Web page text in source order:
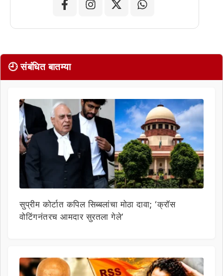
🕘 संबंधित बातम्या
सुप्रीम कोर्टात कपिल सिब्बलांचा मोठा दावा; ‘क्रॉस
वोटिंगनंतरच आमदार सुरतला गेले’